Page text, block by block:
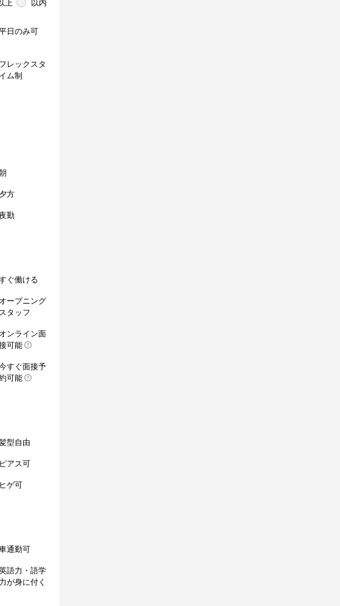
上 以内
日のみ可
フレックスタ
イム制
夕方
勤
ぐ働ける
オープニング
スタッフ
オンライン面
可能
すぐ面接予
可能
型自由
ピアス可
ヒゲ可
通勤可
語力・語学
力が身に付く